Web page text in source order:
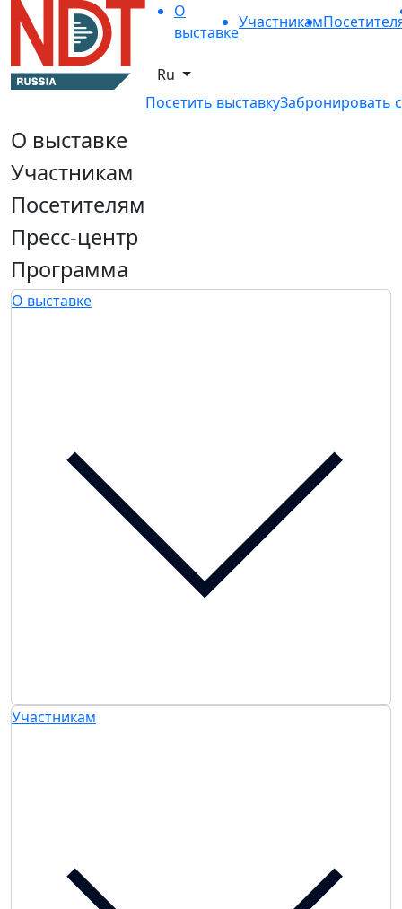
О
выставке
Участникам
Ru
Посетить выставкуЗабронировать
О выставке
Участникам
Посетителям
Пресс-центр
Программа
О выставке
Участникам